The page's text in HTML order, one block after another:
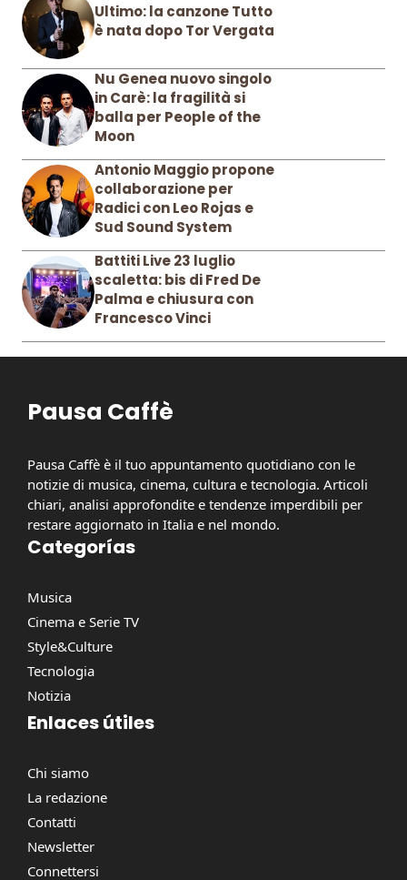
Ultimo: la canzone Tutto
è nata dopo Tor Vergata
Nu Genea nuovo singolo
in Carè: la fragilità si
balla per People of the
Moon
Antonio Maggio propone
collaborazione per
Radici con Leo Rojas e
Sud Sound System
Battiti Live 23 luglio
scaletta: bis di Fred De
Palma e chiusura con
Francesco Vinci
Pausa Caffè
Pausa Caffè è il tuo appuntamento quotidiano con le
notizie di musica, cinema, cultura e tecnologia. Articoli
chiari, analisi approfondite e tendenze imperdibili per
restare aggiornato in Italia e nel mondo.
Categorías
Musica
Cinema e Serie TV
Style&Culture
Tecnologia
Notizia
Enlaces útiles
Chi siamo
La redazione
Contatti
Newsletter
Connettersi